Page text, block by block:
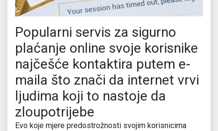
Popularni servis za sigurno
plaćanje online svoje korisnike
najčešće kontaktira putem e-
maila što znači da internet vrvi
ljudima koji to nastoje da
zloupotrijebe
Evo koje mjere predostrožnosti svojim korisnicima